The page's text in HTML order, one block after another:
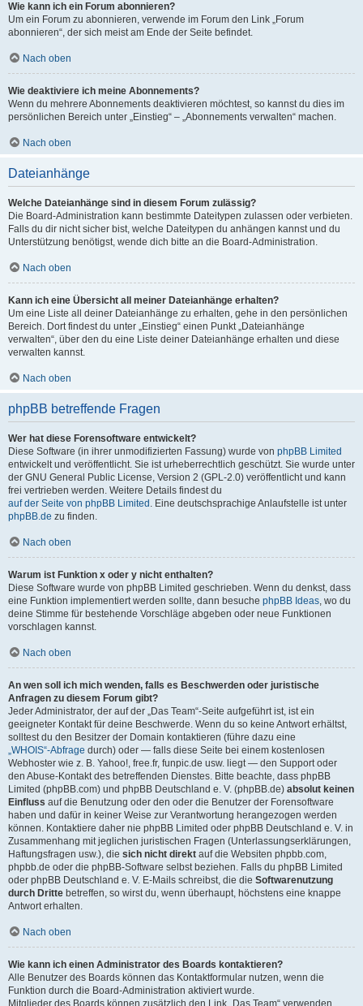
Wie kann ich ein Forum abonnieren?
Um ein Forum zu abonnieren, verwende im Forum den Link „Forum
abonnieren“, der sich meist am Ende der Seite befindet.
Nach oben
Wie deaktiviere ich meine Abonnements?
Wenn du mehrere Abonnements deaktivieren möchtest, so kannst du dies im
persönlichen Bereich unter „Einstieg“ – „Abonnements verwalten“ machen.
Nach oben
Dateianhänge
Welche Dateianhänge sind in diesem Forum zulässig?
Die Board-Administration kann bestimmte Dateitypen zulassen oder verbieten.
Falls du dir nicht sicher bist, welche Dateitypen du anhängen kannst und du
Unterstützung benötigst, wende dich bitte an die Board-Administration.
Nach oben
Kann ich eine Übersicht all meiner Dateianhänge erhalten?
Um eine Liste all deiner Dateianhänge zu erhalten, gehe in den persönlichen
Bereich. Dort findest du unter „Einstieg“ einen Punkt „Dateianhänge
verwalten“, über den du eine Liste deiner Dateianhänge erhalten und diese
verwalten kannst.
Nach oben
phpBB betreffende Fragen
Wer hat diese Forensoftware entwickelt?
Diese Software (in ihrer unmodifizierten Fassung) wurde von phpBB Limited
entwickelt und veröffentlicht. Sie ist urheberrechtlich geschützt. Sie wurde unter
der GNU General Public License, Version 2 (GPL-2.0) veröffentlicht und kann
frei vertrieben werden. Weitere Details findest du
auf der Seite von phpBB Limited . Eine deutschsprachige Anlaufstelle ist unter
phpBB.de zu finden.
Nach oben
Warum ist Funktion x oder y nicht enthalten?
Diese Software wurde von phpBB Limited geschrieben. Wenn du denkst, dass
eine Funktion implementiert werden sollte, dann besuche phpBB Ideas, wo du
deine Stimme für bestehende Vorschläge abgeben oder neue Funktionen
vorschlagen kannst.
Nach oben
An wen soll ich mich wenden, falls es Beschwerden oder juristische
Anfragen zu diesem Forum gibt?
Jeder Administrator, der auf der „Das Team“-Seite aufgeführt ist, ist ein
geeigneter Kontakt für deine Beschwerde. Wenn du so keine Antwort erhältst,
solltest du den Besitzer der Domain kontaktieren (führe dazu eine
„WHOIS“-Abfrage durch) oder — falls diese Seite bei einem kostenlosen
Webhoster wie z. B. Yahoo!, free.fr, funpic.de usw. liegt — den Support oder
den Abuse-Kontakt des betreffenden Dienstes. Bitte beachte, dass phpBB
Limited (phpBB.com) und phpBB Deutschland e. V. (phpBB.de) absolut keinen
Einfluss auf die Benutzung oder den oder die Benutzer der Forensoftware
haben und dafür in keiner Weise zur Verantwortung herangezogen werden
können. Kontaktiere daher nie phpBB Limited oder phpBB Deutschland e. V. in
Zusammenhang mit jeglichen juristischen Fragen (Unterlassungserklärungen,
Haftungsfragen usw.), die sich nicht direkt auf die Websiten phpbb.com,
phpbb.de oder die phpBB-Software selbst beziehen. Falls du phpBB Limited
oder phpBB Deutschland e. V. E-Mails schreibst, die die Softwarenutzung
durch Dritte betreffen, so wirst du, wenn überhaupt, höchstens eine knappe
Antwort erhalten.
Nach oben
Wie kann ich einen Administrator des Boards kontaktieren?
Alle Benutzer des Boards können das Kontaktformular nutzen, wenn die
Funktion durch die Board-Administration aktiviert wurde.
Mitglieder des Boards können zusätzlich den Link „Das Team“ verwenden.